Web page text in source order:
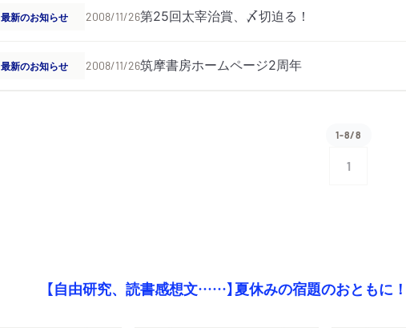
最新のお知らせ 2008/11/26第25回太宰治賞、〆切迫る！
最新のお知らせ 2008/11/26筑摩書房ホームページ2周年
1-8/8
1
【自由研究、読書感想文……】夏休みの宿題のおともに！